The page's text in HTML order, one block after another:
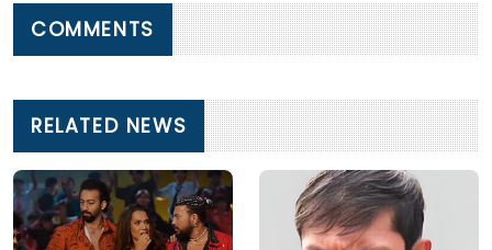
COMMENTS
RELATED NEWS